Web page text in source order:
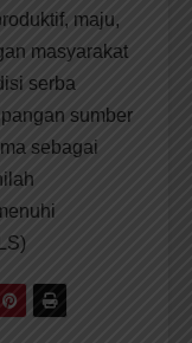
maju,
masyarakat
serba
sumber
sebagai